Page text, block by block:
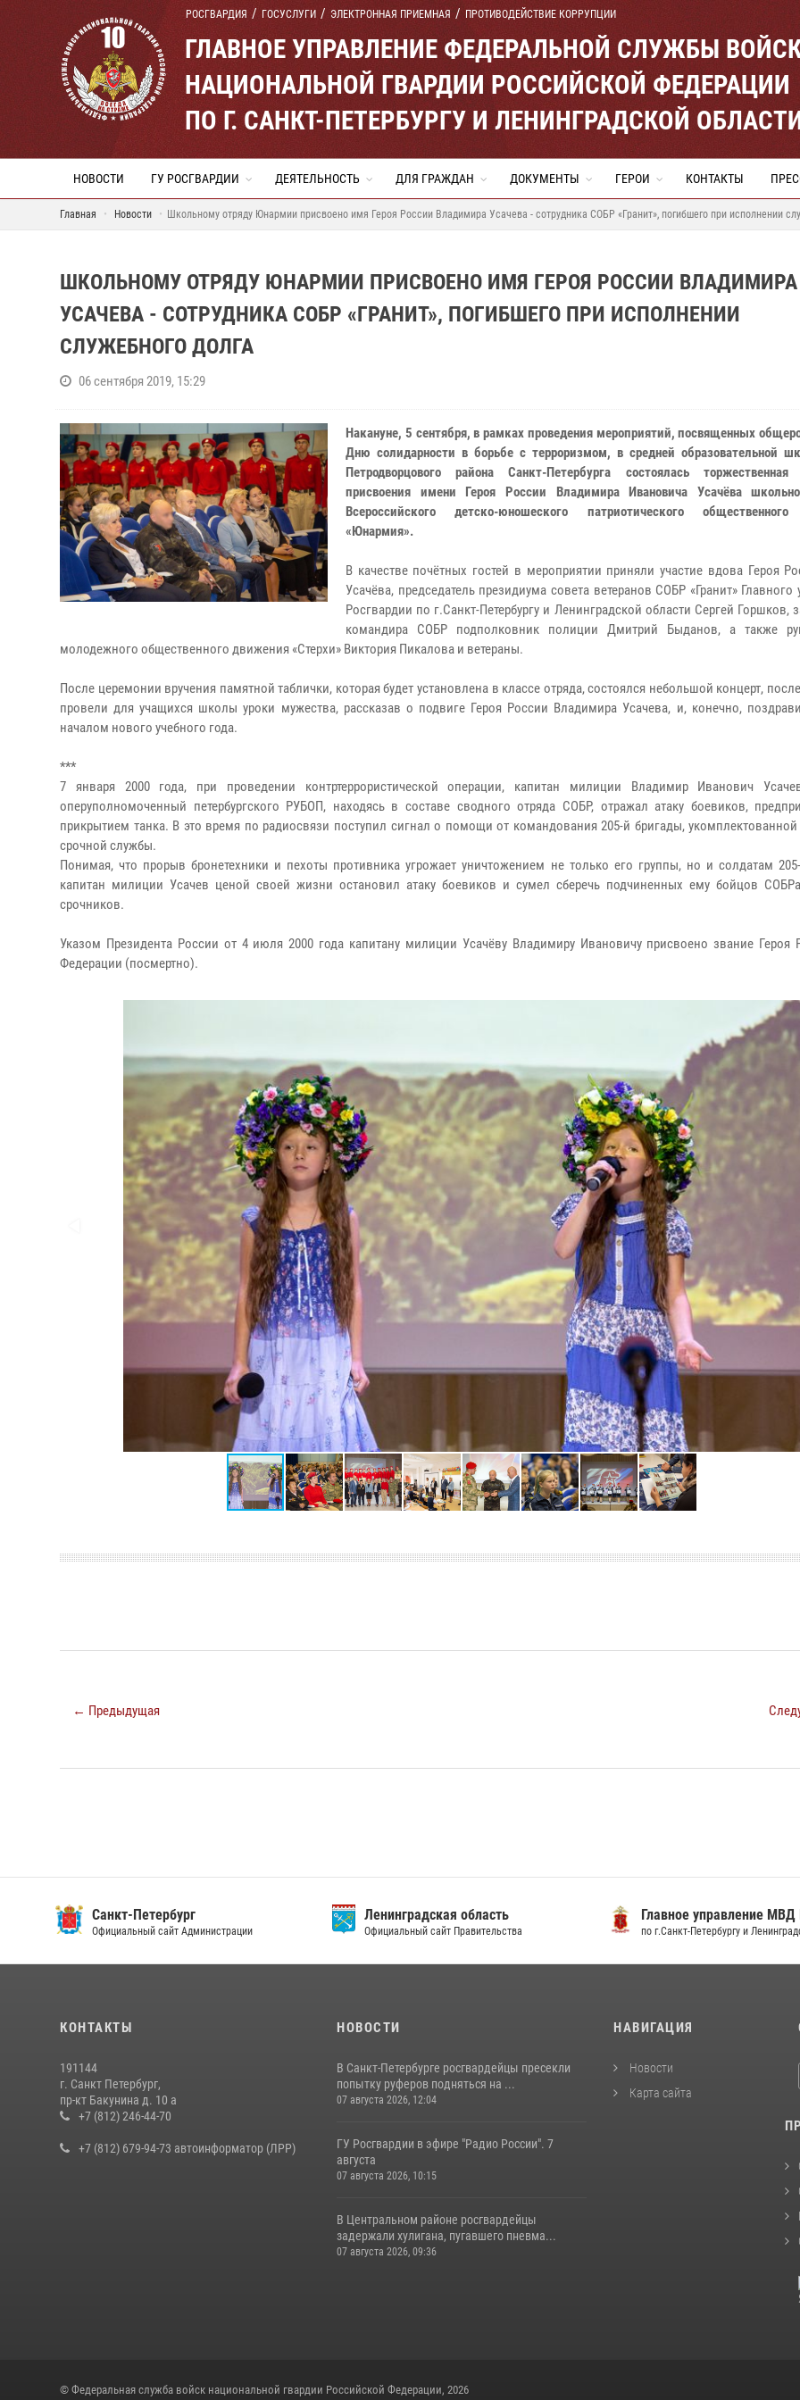
РОСГВАРДИЯ ГОСУСЛУГИ ЭЛЕКТРОННАЯ ПРИЕМНАЯ ПРОТИВОДЕЙСТВИЕ КОРРУПЦИИ
ГЛАВНОЕ УПРАВЛЕНИЕ ФЕДЕРАЛЬНОЙ СЛУЖБЫ
НАЦИОНАЛЬНОЙ ГВАРДИИ РОССИЙСКОЙ ФЕДЕРАЦИИ
ПО Г. САНКТ-ПЕТЕРБУРГУ И ЛЕНИНГРАДСКОЙ
НОВОСТИ ГУ РОСГВАРДИИ ДЕЯТЕЛЬНОСТЬ ДЛЯ ГРАЖДАН ДОКУМЕНТЫ ГЕРОИ КОНТАКТЫ
Главная Новости Школьному отряду Юнармии присвоено имя Героя России Владимира Усачева - сотрудника СОБР «Гранит», погибшего при исполнении
ШКОЛЬНОМУ ОТРЯДУ ЮНАРМИИ ПРИСВОЕНО ИМЯ ГЕРОЯ РОССИИ ВЛАДИМИРА
УСАЧЕВА - СОТРУДНИКА СОБР «ГРАНИТ», ПОГИБШЕГО ПРИ ИСПОЛНЕНИИ
СЛУЖЕБНОГО ДОЛГА
06 сентября 2019, 15:29
Накануне, 5 сентября, в рамках проведения мероприятий, посвященных
Дню солидарности в борьбе с терроризмом, в средней образовательной
Петродворцового района Санкт-Петербурга состоялась торжественная
присвоения имени Героя России Владимира Ивановича Усачёва
Всероссийского детско-юношеского патриотического
«Юнармия».
В качестве почётных гостей в мероприятии приняли участие вдова Героя
Усачёва, председатель президиума совета ветеранов СОБР «Гранит» Главного
Росгвардии по г.Санкт-Петербургу и Ленинградской области Сергей Горшков,
командира СОБР подполковник полиции Дмитрий Быданов, а также
молодежного общественного движения «Стерхи» Виктория Пикалова и ветераны.
После церемонии вручения памятной таблички, которая будет установлена в классе отряда, состоялся небольшой концерт,
провели для учащихся школы уроки мужества, рассказав о подвиге Героя России Владимира Усачева, и, конечно,
началом нового учебного года.
***
7 января 2000 года, при проведении контртеррористической операции, капитан милиции Владимир Иванович
оперуполномоченный петербургского РУБОП, находясь в составе сводного отряда СОБР, отражал атаку боевиков,
прикрытием танка. В это время по радиосвязи поступил сигнал о помощи от командования 205-й бригады,
срочной службы.
Понимая, что прорыв бронетехники и пехоты противника угрожает уничтожением не только его группы, но и солдатам
капитан милиции Усачев ценой своей жизни остановил атаку боевиков и сумел сберечь подчиненных ему бойцов
срочников.
Указом Президента России от 4 июля 2000 года капитану милиции Усачёву Владимиру Ивановичу присвоено звание Героя
Федерации (посмертно).
← Предыдущая
Санкт-Петербург
Официальный сайт Администрации
Ленинградская область
Официальный сайт Правительства
Главное управление МВД
по г.Санкт-Петербургу и
КОНТАКТЫ
191144
г. Санкт Петербург,
пр-кт Бакунина д. 10 а
+7 (812) 246-44-70
+7 (812) 679-94-73 автоинформатор (ЛРР)
НОВОСТИ
В Санкт-Петербурге росгвардейцы пресекли
попытку руферов подняться на ...
07 августа 2026, 12:04
ГУ Росгвардии в эфире "Радио России". 7
августа
07 августа 2026, 10:15
В Центральном районе росгвардейцы
задержали хулигана, пугавшего пневма...
07 августа 2026, 09:36
НАВИГАЦИЯ
Новости
Карта сайта
© Федеральная служба войск национальной гвардии Российской Федерации, 2026